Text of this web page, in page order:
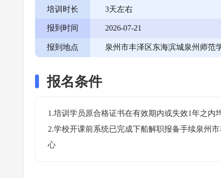
培训时长 3天左右
报到时间 2026-07-21
报到地点 泉州市丰泽区东海滨城泉州师范
报名条件
1.培训学员原合格证书在有效期内或失效1年之内
2.学校开课前系统已完成下船解职报备手续泉州
心